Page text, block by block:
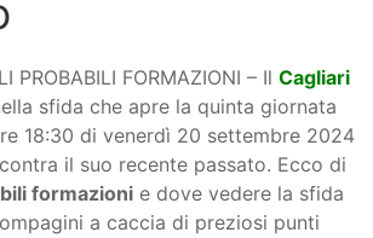
PROBABILI FORMAZIONI – Il Cagliari
sfida che apre la quinta giornata
18:30 di venerdì 20 settembre 2024
il suo recente passato. Ecco di
formazioni e dove vedere la sfida
a caccia di preziosi punti